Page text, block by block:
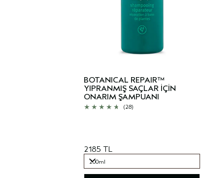
BOTANICAL REPAIR™
YIPRANMIŞ SAÇLAR İÇİN
ONARIM ŞAMPUANI
(28)
2185 TL
200ml